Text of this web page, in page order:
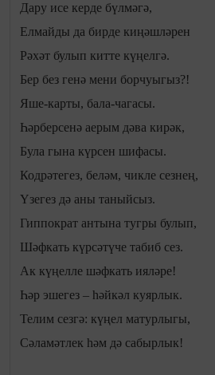
Дару исе керде бүлмәгә,
Елмайды да бирде киңәшләрен
Рәхәт булып китте күңелгә.
Бер без генә мени борчуыгыз?!
Яше-карты, бала-чагасы.
Һәрберсенә аерым дәва кирәк,
Була гына күрсен шифасы.
Кодрәтегез, беләм, чикле сезнең,
Үзегез дә аны таныйсыз.
Гиппократ антына тугры булып,
Шәфкать күрсәтүче табиб сез.
Ак күңелле шәфкать ияләре!
Һәр эшегез – һәйкәл куярлык.
Телим сезгә: күңел матурлыгы,
Сәламәтлек һәм дә сабырлык!